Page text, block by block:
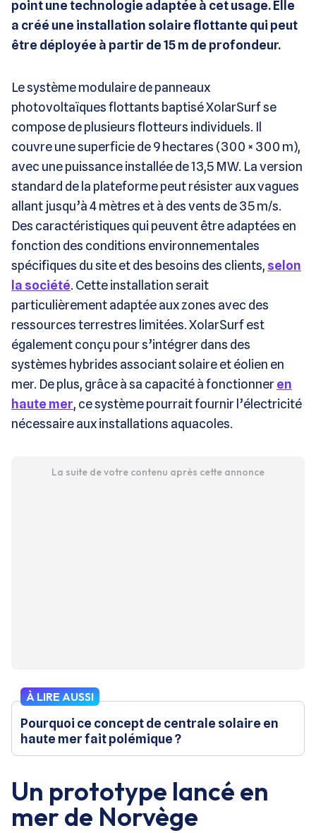
point une technologie adaptée à cet usage. Elle
a créé une installation solaire flottante qui peut
être déployée à partir de 15 m de profondeur.
Le système modulaire de panneaux
photovoltaïques flottants baptisé XolarSurf se
compose de plusieurs flotteurs individuels. Il
couvre une superficie de 9 hectares (300 × 300 m),
avec une puissance installée de 13,5 MW. La version
standard de la plateforme peut résister aux vagues
allant jusqu’à 4 mètres et à des vents de 35 m/s.
Des caractéristiques qui peuvent être adaptées en
fonction des conditions environnementales
spécifiques du site et des besoins des clients, selon
la société. Cette installation serait
particulièrement adaptée aux zones avec des
ressources terrestres limitées. XolarSurf est
également conçu pour s’intégrer dans des
systèmes hybrides associant solaire et éolien en
mer. De plus, grâce à sa capacité à fonctionneren
haute mer, ce système pourrait fournir l’électricité
nécessaire aux installations aquacoles.
La suite de votre contenu après cette annonce
À LIRE AUSSI
Pourquoi ce concept de centrale solaire en
haute mer fait polémique ?
Un prototype lancé en
mer de Norvège